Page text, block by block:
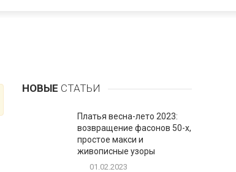
НОВЫЕ СТАТЬИ
Платья весна-лето 2023:
возвращение фасонов 50-х,
простое макси и
живописные узоры
01.02.2023